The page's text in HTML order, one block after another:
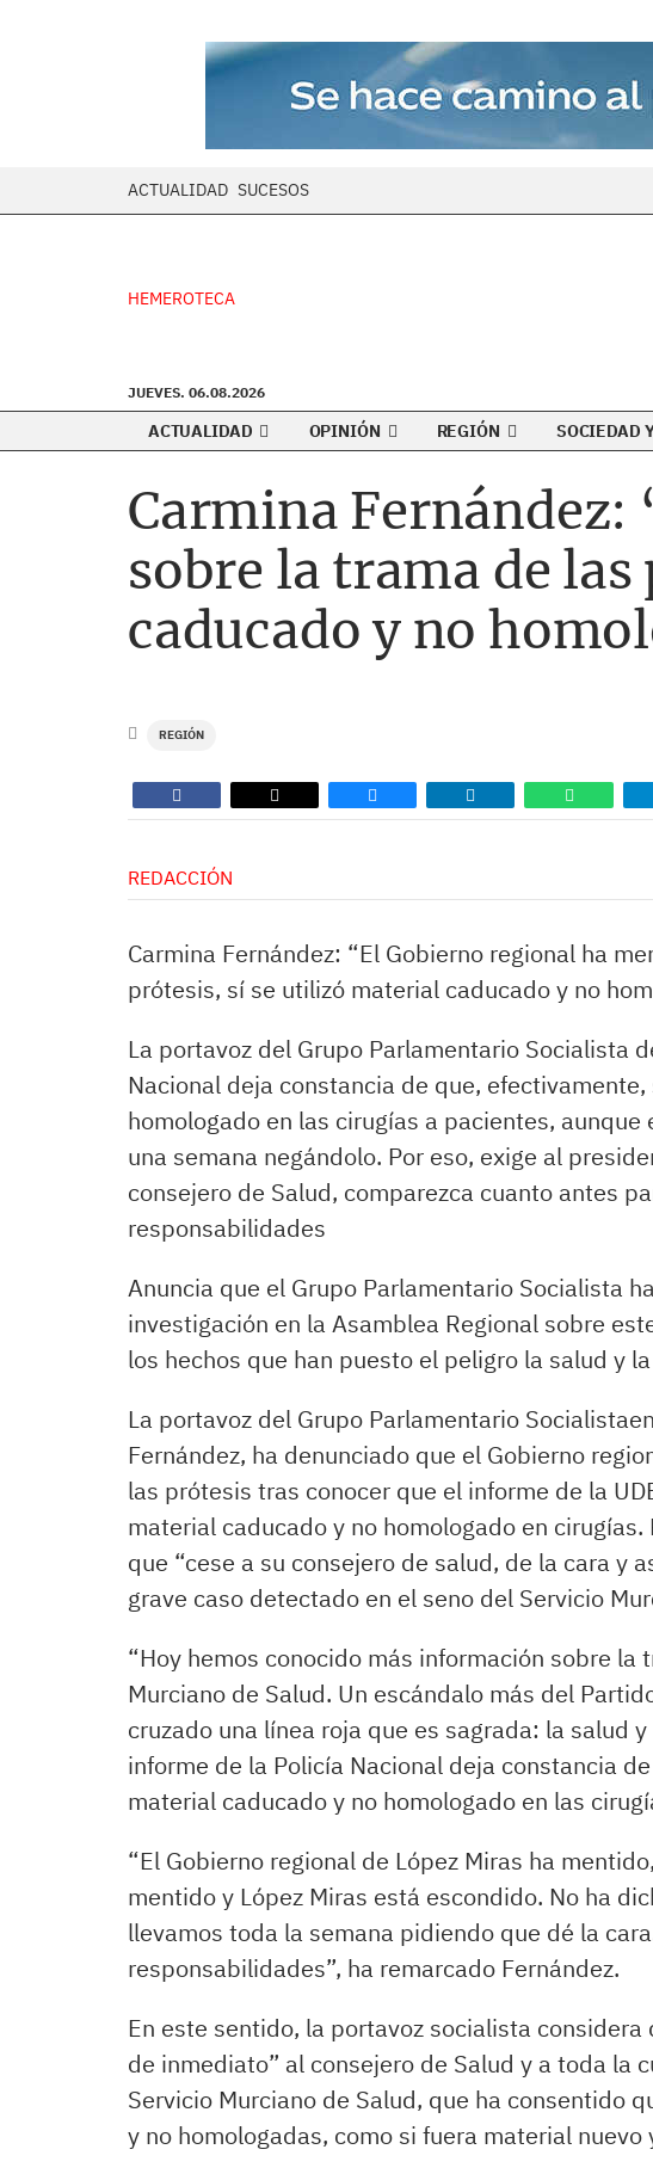
ACTUALIDAD SUCESOS
HEMEROTECA
JUEVES. 06.08.2026
ACTUALIDAD OPINIÓN REGIÓN SOCIEDAD
Carmina
sobre la trama de
caducado y no
REGIÓN
REDACCIÓN
Carmina Fernández: “El Gobierno regional ha
prótesis, sí se utilizó material caducado y no
La portavoz del Grupo Parlamentario Socialista
Nacional deja constancia de que,
homologado en las cirugías a pacientes, aunque
una semana negándolo. Por eso, exige al
consejero de Salud, comparezca cuanto antes
responsabilidades
Anuncia que el Grupo Parlamentario Socialista
investigación en la Asamblea Regional sobre
los hechos que han puesto el peligro la salud y
La portavoz del Grupo Parlamentario
Fernández, ha denunciado que el Gobierno
las prótesis tras conocer que el informe de la
material caducado y no homologado en cirugías.
que “cese a su consejero de salud, de la cara y
grave caso detectado en el seno del Servicio
“Hoy hemos conocido más información sobre
Murciano de Salud. Un escándalo más del
cruzado una línea roja que es sagrada: la salud
informe de la Policía Nacional deja constancia
material caducado y no homologado en las
“El Gobierno regional de López Miras ha
mentido y López Miras está escondido. No ha
llevamos toda la semana pidiendo que dé la
responsabilidades”, ha remarcado Fernández.
En este sentido, la portavoz socialista considera
de inmediato” al consejero de Salud y a toda la
Servicio Murciano de Salud, que ha consentido
y no homologadas, como si fuera material nuevo